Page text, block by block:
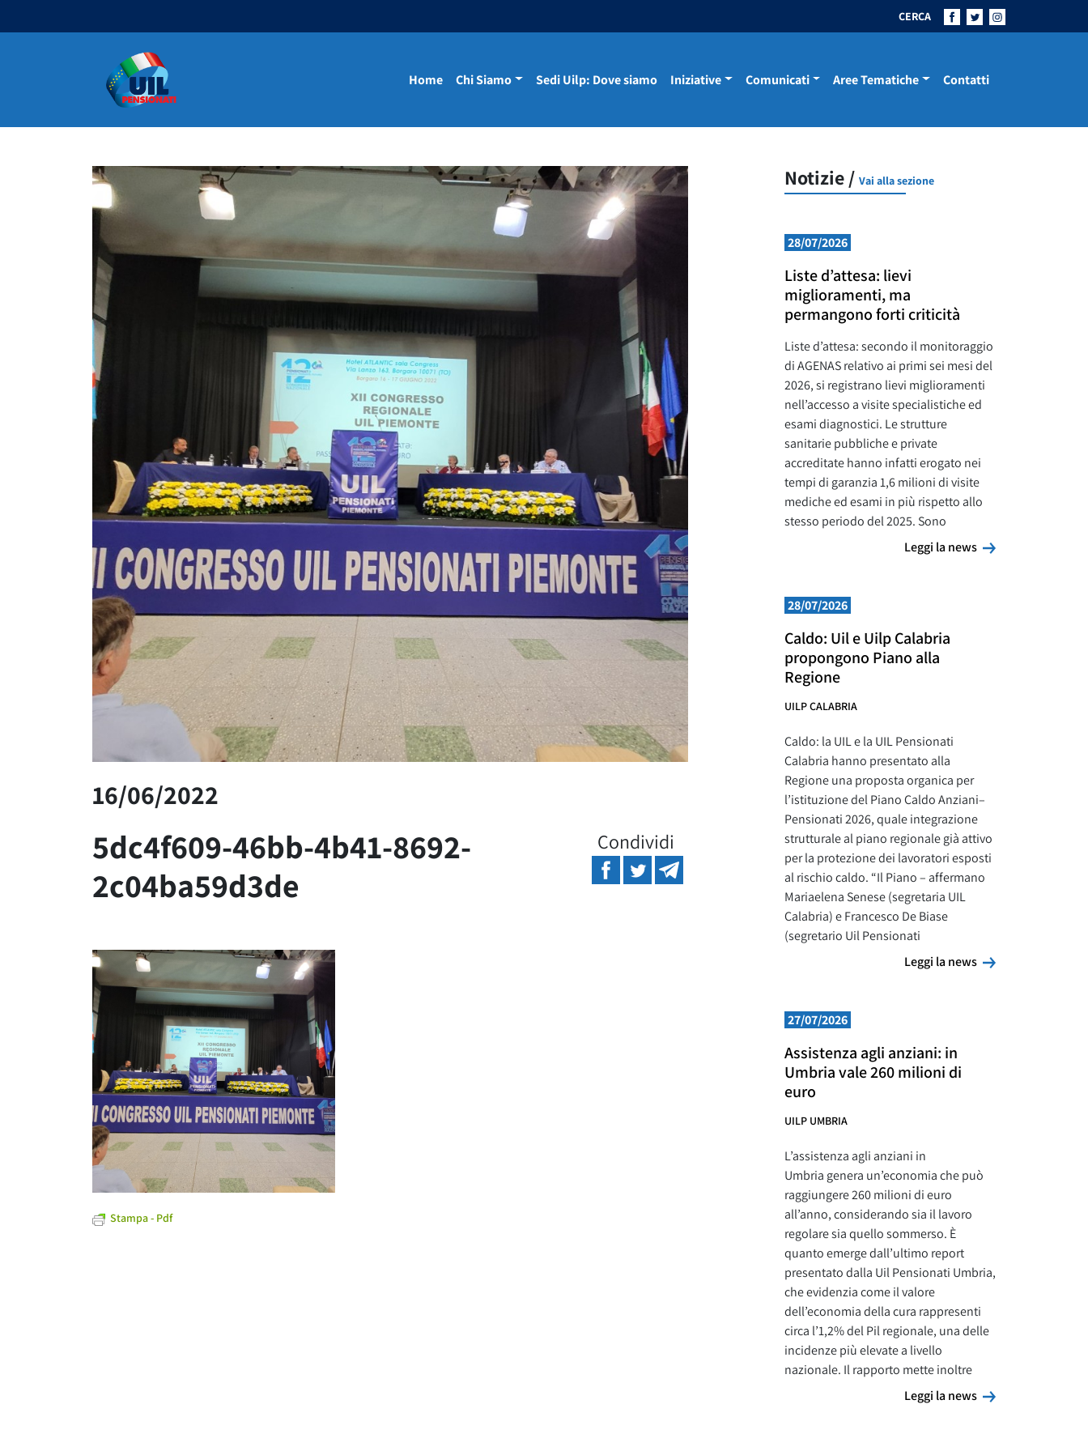
CERCA
Navigazione principale Home Chi Siamo Sedi Uilp: Dove siamo Iniziative Comunicati Aree Tematiche Contatti
16/06/2022
5dc4f609-46bb-4b41-8692-
2c04ba59d3de
Condividi
Stampa - Pdf
Notizie / Vai alla sezione
28/07/2026
Liste d’attesa: lievi
miglioramenti, ma
permangono forti criticità
Liste d’attesa: secondo il monitoraggio
di AGENAS relativo ai primi sei mesi del
2026, si registrano lievi miglioramenti
nell’accesso a visite specialistiche ed
esami diagnostici. Le strutture
sanitarie pubbliche e private
accreditate hanno infatti erogato nei
tempi di garanzia 1,6 milioni di visite
mediche ed esami in più rispetto allo
stesso periodo del 2025. Sono
Leggi la news
Leggi la news
28/07/2026
Caldo: Uil e Uilp Calabria
propongono Piano alla
Regione
UILP CALABRIA
Caldo: la UIL e la UIL Pensionati
Calabria hanno presentato alla
Regione una proposta organica per
l’istituzione del Piano Caldo Anziani–
Pensionati 2026, quale integrazione
strutturale al piano regionale già attivo
per la protezione dei lavoratori esposti
al rischio caldo. “Il Piano – affermano
Mariaelena Senese (segretaria UIL
Calabria) e Francesco De Biase
(segretario Uil Pensionati
Leggi la news
Leggi la news
27/07/2026
Assistenza agli anziani: in
Umbria vale 260 milioni di
euro
UILP UMBRIA
L’assistenza agli anziani in
Umbria genera un’economia che può
raggiungere 260 milioni di euro
all’anno, considerando sia il lavoro
regolare sia quello sommerso. È
quanto emerge dall’ultimo report
presentato dalla Uil Pensionati Umbria,
che evidenzia come il valore
dell’economia della cura rappresenti
circa l’1,2% del Pil regionale, una delle
incidenze più elevate a livello
nazionale. Il rapporto mette inoltre
Leggi la news
Leggi la news